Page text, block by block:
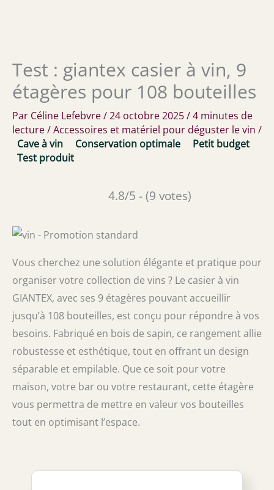
Test : giantex casier à vin, 9
étagères pour 108 bouteilles
Par Céline Lefebvre/24 octobre 2025/4 minutes de
lecture/Accessoires et matériel pour déguster le vin /
Cave à vin
Conservation optimale
Petit budget
Test produit
4.8/5 - (9 votes)
Vous cherchez une solution élégante et pratique pour
organiser votre collection de vins ? Le casier à vin
GIANTEX, avec ses 9 étagères pouvant accueillir
jusqu’à 108 bouteilles, est conçu pour répondre à vos
besoins. Fabriqué en bois de sapin, ce rangement allie
robustesse et esthétique, tout en offrant un design
séparable et empilable. Que ce soit pour votre
maison, votre bar ou votre restaurant, cette étagère
vous permettra de mettre en valeur vos bouteilles
tout en optimisant l’espace.